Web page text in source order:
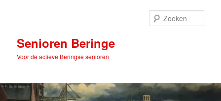
inhoudSenioren Beringe
Voor de actieve Beringse senioren